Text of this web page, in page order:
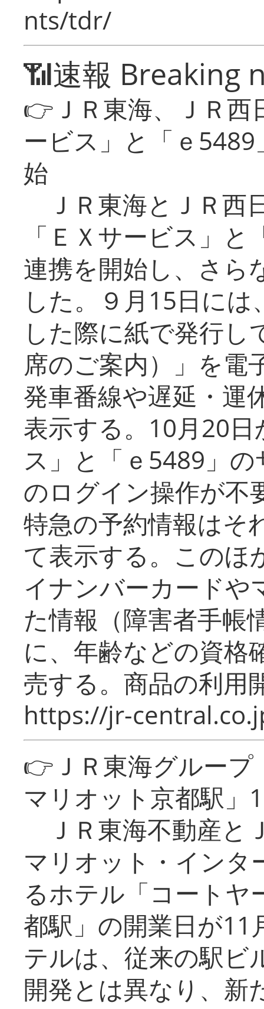
nts/tdr/
📶速報 Breaking
👉ＪＲ東海、ＪＲ
ービス」と「ｅ
始
ＪＲ東海とＪＲ西
「ＥＸサービス」
連携を開始し、さら
した。９月15日に
した際に紙で発行し
席のご案内）」を電
発車番線や遅延・運
表示する。10月20
ス」と「ｅ5489」
のログイン操作が不
特急の予約情報はそ
て表示する。このほ
イナンバーカードや
た情報（障害者手帳
に、年齢などの資格
売する。商品の利用
https://jr-
👉ＪＲ東海グルー
マリオット京都駅」
ＪＲ東海不動産と
マリオット・インタ
るホテル「コートヤ
都駅」の開業日が11
テルは、従来の駅ビ
開発とは異なり、新